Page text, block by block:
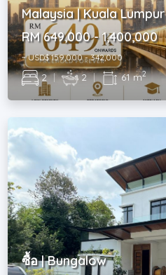
Malaysia | Kuala Lumpur
RM 649,000 - 1,400,000
~ USD$ 159,000 - 342,000
2 | 2 | 61 m2
ซื้อ | Bungalow